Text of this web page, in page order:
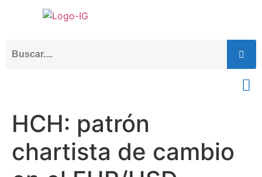
HCH: patrón
chartista de cambio